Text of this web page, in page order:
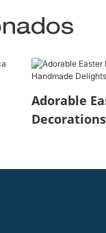
Adorable